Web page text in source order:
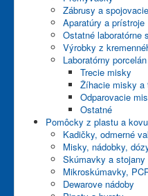
Zábrusy a
Aparatúry a prístroje
Ostatné laboratórne
Výrobky z
Laboratórny porcelán
Trecie misky
Žíhacie misky a
Odparovacie
Ostatné
Pomôcky z plastu a kovu
Kadičky, odmerné
Misky, nádobky,
Skúmavky a stojany
Mikroskúmavky,
Dewarove nádoby